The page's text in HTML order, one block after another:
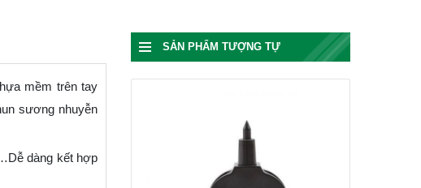
mềm trên tay
sương nhuyễn
dàng kết hợp
SẢN PHẨM TƯỢNG TỰ